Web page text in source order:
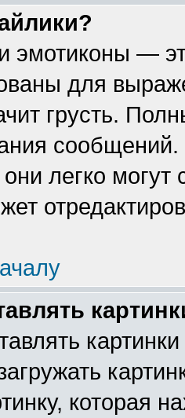
эмотиконы —
для
грусть.
сообщений.
они легко
которая